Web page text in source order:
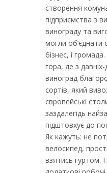
створення
підприємства з
винограду та
могли об’єднати
бізнес, і
гора, де з
виноград
сортів, який
європейські
заздалегідь
підштовхує до
Як кажуть: не
велосипед,
взятись гуртом.